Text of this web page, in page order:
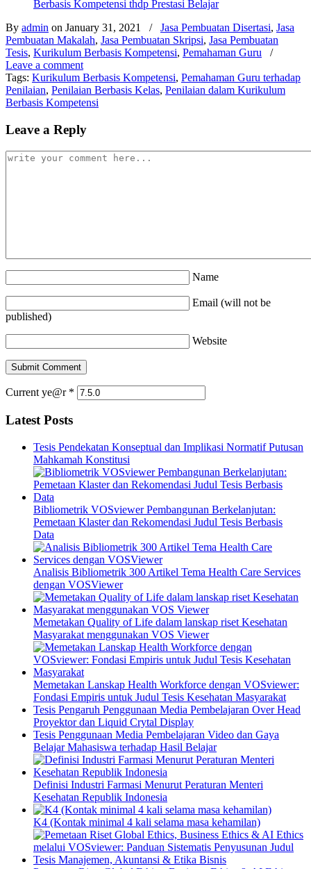
Berbasis Kompetensi thdp Prestasi Belajar
By admin on January 31, 2021 / Jasa Pembuatan Disertasi, Jasa
Pembuatan Makalah, Jasa Pembuatan Skripsi, Jasa Pembuatan
Tesis, Kurikulum Berbasis Kompetensi, Pemahaman Guru
/
Leave a comment
Tags: Kurikulum Berbasis Kompetensi, Pemahaman Guru terhadap
Penilaian, Penilaian Berbasis Kelas, Penilaian dalam Kurikulum
Berbasis Kompetensi
Leave a Reply
Name
Email (will not be
published)
Website
Current ye@r *
Latest Posts
Tesis Pendekatan Konseptual dan Implikasi Normatif Putusan
Mahkamah Konstitusi
Bibliometrik VOSviewer Pembangunan Berkelanjutan:
Pemetaan Klaster dan Rekomendasi Judul Tesis Berbasis
Data
Analisis Bibliometrik 300 Artikel Tema Health Care Services
dengan VOSViewer
Memetakan Quality of Life dalam lanskap riset Kesehatan
Masyarakat menggunakan VOS Viewer
Memetakan Lanskap Health Workforce dengan VOSviewer:
Fondasi Empiris untuk Judul Tesis Kesehatan Masyarakat
Tesis Pengaruh Penggunaan Media Pembelajaran Over Head
Proyektor dan Liquid Crytal Display
Tesis Penggunaan Media Pembelajaran Video dan Gaya
Belajar Mahasiswa terhadap Hasil Belajar
Definisi Industri Farmasi Menurut Peraturan Menteri
Kesehatan Republik Indonesia
K4 (Kontak minimal 4 kali selama masa kehamilan)